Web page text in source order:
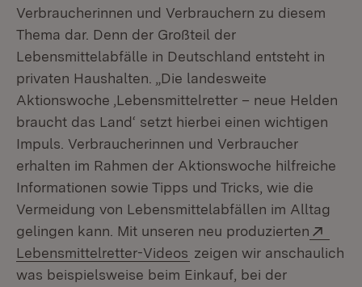
Verbraucherinnen und Verbrauchern zu diesem
Thema dar. Denn der Großteil der
Lebensmittelabfälle in Deutschland entsteht in
privaten Haushalten. „Die landesweite
Aktionswoche ‚Lebensmittelretter – neue Helden
braucht das Land‘ setzt hierbei einen wichtigen
Impuls. Verbraucherinnen und Verbraucher
erhalten im Rahmen der Aktionswoche hilfreiche
Informationen sowie Tipps und Tricks, wie die
Vermeidung von Lebensmittelabfällen im Alltag
gelingen kann. Mit unseren neu produzierten
Lebensmittelretter-Videos (Öffnet in neuem Fenster)
zeigen wir anschaulich
was beispielsweise beim Einkauf, bei der